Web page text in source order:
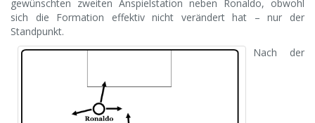
gewünschten zweiten Anspielstation neben Ronaldo, obwohl
sich die Formation effektiv nicht verändert hat – nur der
Standpunkt.
Nach der